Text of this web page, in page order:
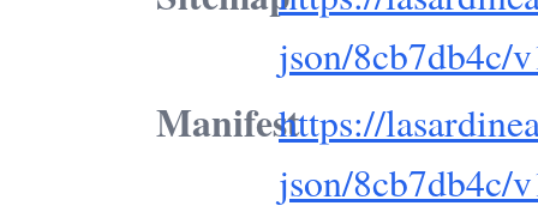
json/8cb7db4c/
Manifesthttps://
json/8cb7db4c/